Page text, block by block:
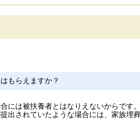
もらえますか？
には被扶養者とはなりえないからです
出されていたような場合には、家族埋